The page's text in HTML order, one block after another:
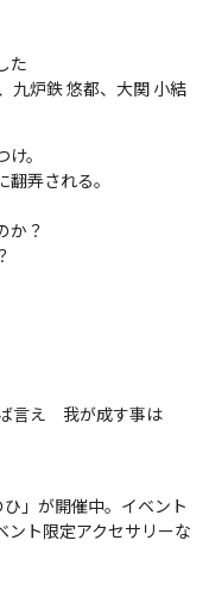
た
九炉鉄 悠都、大関 小結
。
弄される。
か？
言え 我が成す事は
」が開催中。イベント
ント限定アクセサリーな